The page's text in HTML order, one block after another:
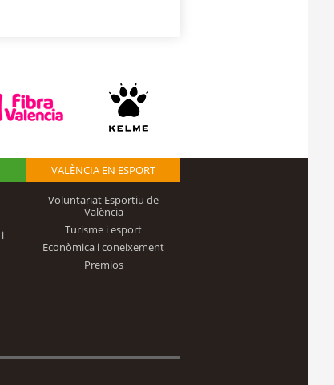
i
VALÈNCIA EN ESPORT
Voluntariat Esportiu de
València
Turisme i esport
Econòmica i coneixement
Premios